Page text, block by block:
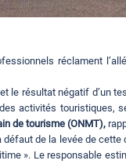
réclament
et le résultat négatif d’un
activités touristiques,
de tourisme (ONMT),
défaut de la levée de cette
». Le responsable